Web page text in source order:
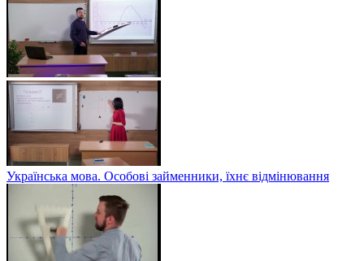
Українська мова. Особові займенники, їхнє відмінювання